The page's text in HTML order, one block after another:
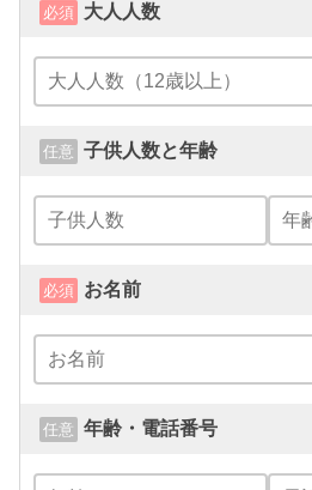
必須 大人人数
任意 子供人数と年齢
必須 お名前
任意 年齢・電話番号